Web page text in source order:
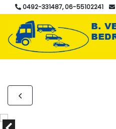
0492-331487, 06-55102241